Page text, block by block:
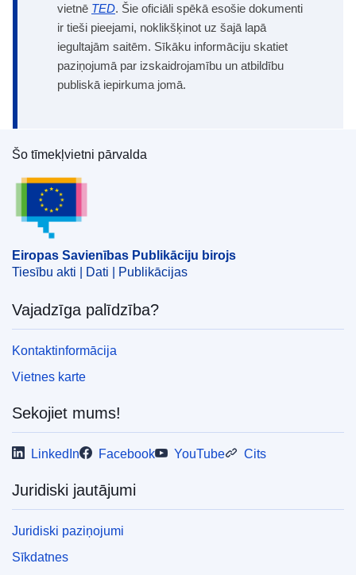
vietnē TED. Šie oficiāli spēkā esošie dokumenti
ir tieši pieejami, noklikšķinot uz šajā lapā
iegultajām saitēm. Sīkāku informāciju skatiet
paziņojumā par izskaidrojamību un atbildību
publiskā iepirkuma jomā.
Eiropas Savienības Publikāciju birojs
Šo tīmekļvietni pārvalda
Eiropas Savienības Publikāciju birojs
Tiesību akti | Dati | Publikācijas
Vajadzīga palīdzība?
Kontaktinformācija
Vietnes karte
Sekojiet mums!
LinkedIn Facebook YouTube Cits
Juridiski jautājumi
Juridiski paziņojumi
Sīkdatnes